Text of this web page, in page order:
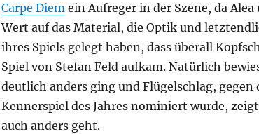
Carpe Diemein Aufreger in der Szene, da
Wert auf das Material, die Optik und
ihres Spiels gelegt haben, dass überall
Spiel von Stefan Feld aufkam. Natürlich
deutlich anders ging und Flügelschlag, gegen
Kennerspiel des Jahres nominiert wurde,
auch anders geht.